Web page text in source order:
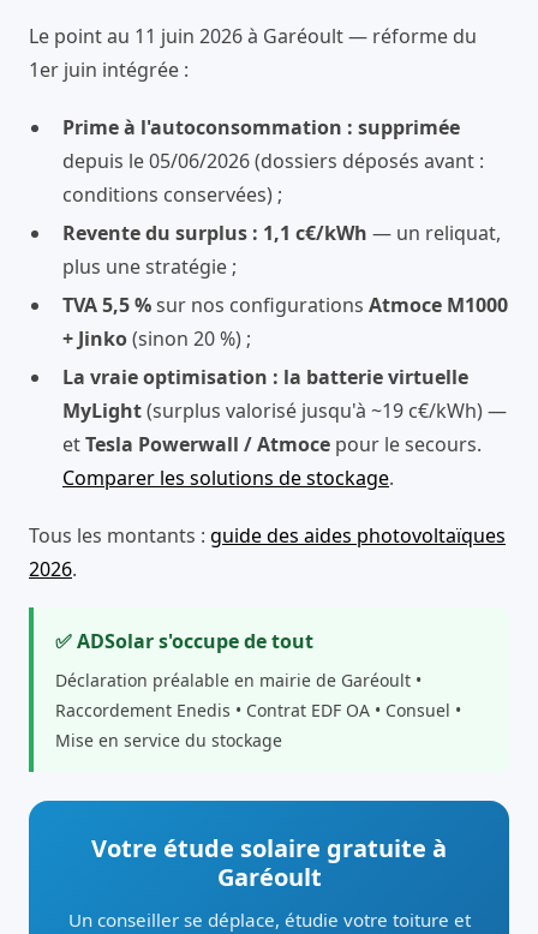
Le point au 11 juin 2026 à Garéoult — réforme du
1er juin intégrée :
Prime à l'autoconsommation : supprimée
depuis le 05/06/2026 (dossiers déposés avant :
conditions conservées) ;
Revente du surplus : 1,1 c€/kWh — un reliquat,
plus une stratégie ;
TVA 5,5 %sur nos configurations Atmoce M1000
+ Jinko(sinon 20 %) ;
La vraie optimisation : la batterie virtuelle
MyLight(surplus valorisé jusqu'à ~19 c€/kWh) —
etTesla Powerwall / Atmoce pour le secours.
Comparer les solutions de stockage.
Tous les montants : guide des aides photovoltaïques
2026.
✅ ADSolar s'occupe de tout
Déclaration préalable en mairie de Garéoult •
Raccordement Enedis • Contrat EDF OA • Consuel •
Mise en service du stockage
Votre étude solaire gratuite à
Garéoult
Un conseiller se déplace, étudie votre toiture et